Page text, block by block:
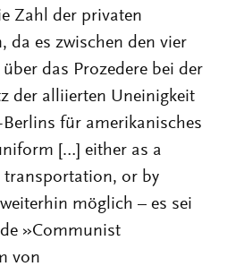
Zahl der privaten
da es zwischen den vier
das Prozedere bei der
der alliierten Uneinigkeit
für amerikanisches
[…] either as a
transportation, or by
möglich – es sei
»Communist
von